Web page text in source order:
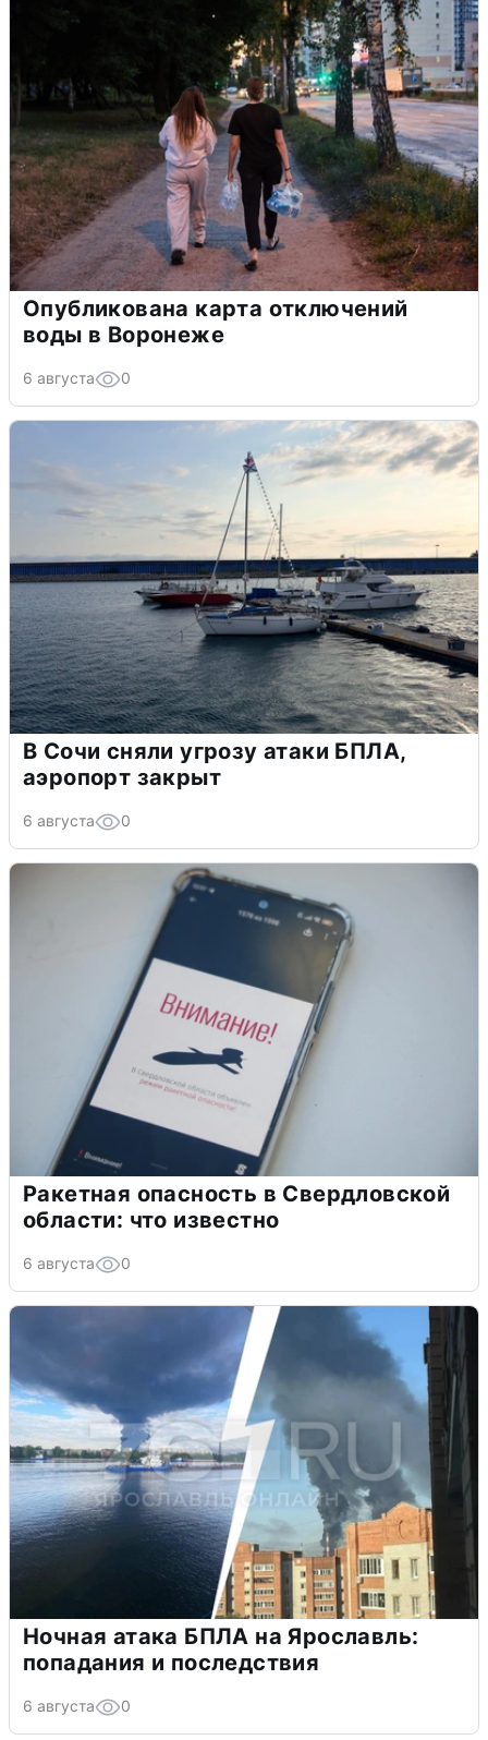
Опубликована карта отключений
воды в Воронеже
6 августа 0
В Сочи сняли угрозу атаки БПЛА,
аэропорт закрыт
6 августа 0
Ракетная опасность в Свердловской
области: что известно
6 августа 0
Ночная атака БПЛА на Ярославль:
попадания и последствия
6 августа 0